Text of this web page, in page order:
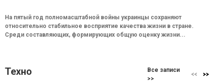
На пятый год полномасштабной войны украинцы сохраняют
относительно стабильное восприятие качества жизни в стране.
Среди составляющих, формирующих общую оценку жизни...
Техно
Все записи
>>